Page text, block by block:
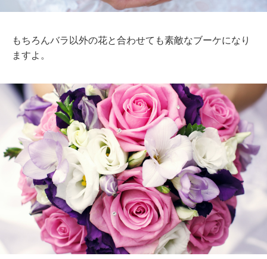
もちろんバラ以外の花と合わせても素敵なブーケになり
ますよ。